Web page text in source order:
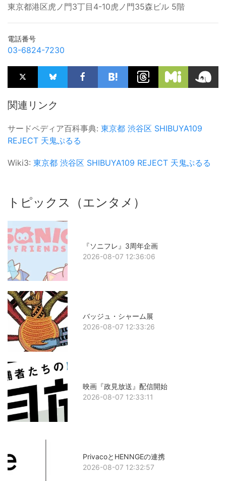
東京都港区虎ノ門3丁目4-10虎ノ門35森ビル 5階
電話番号
03-6824-7230
関連リンク
サードペディア百科事典: 東京都 渋谷区 SHIBUYA109
REJECT 天鬼ぷるる
Wiki3: 東京都 渋谷区 SHIBUYA109 REJECT 天鬼ぷるる
トピックス（エンタメ）
『ソニフレ』3周年企画
2026-08-07 12:36:06
バッジュ・シャーム展
2026-08-07 12:33:26
映画『政見放送』配信開始
2026-08-07 12:33:11
PrivacoとHENNGEの連携
2026-08-07 12:32:57